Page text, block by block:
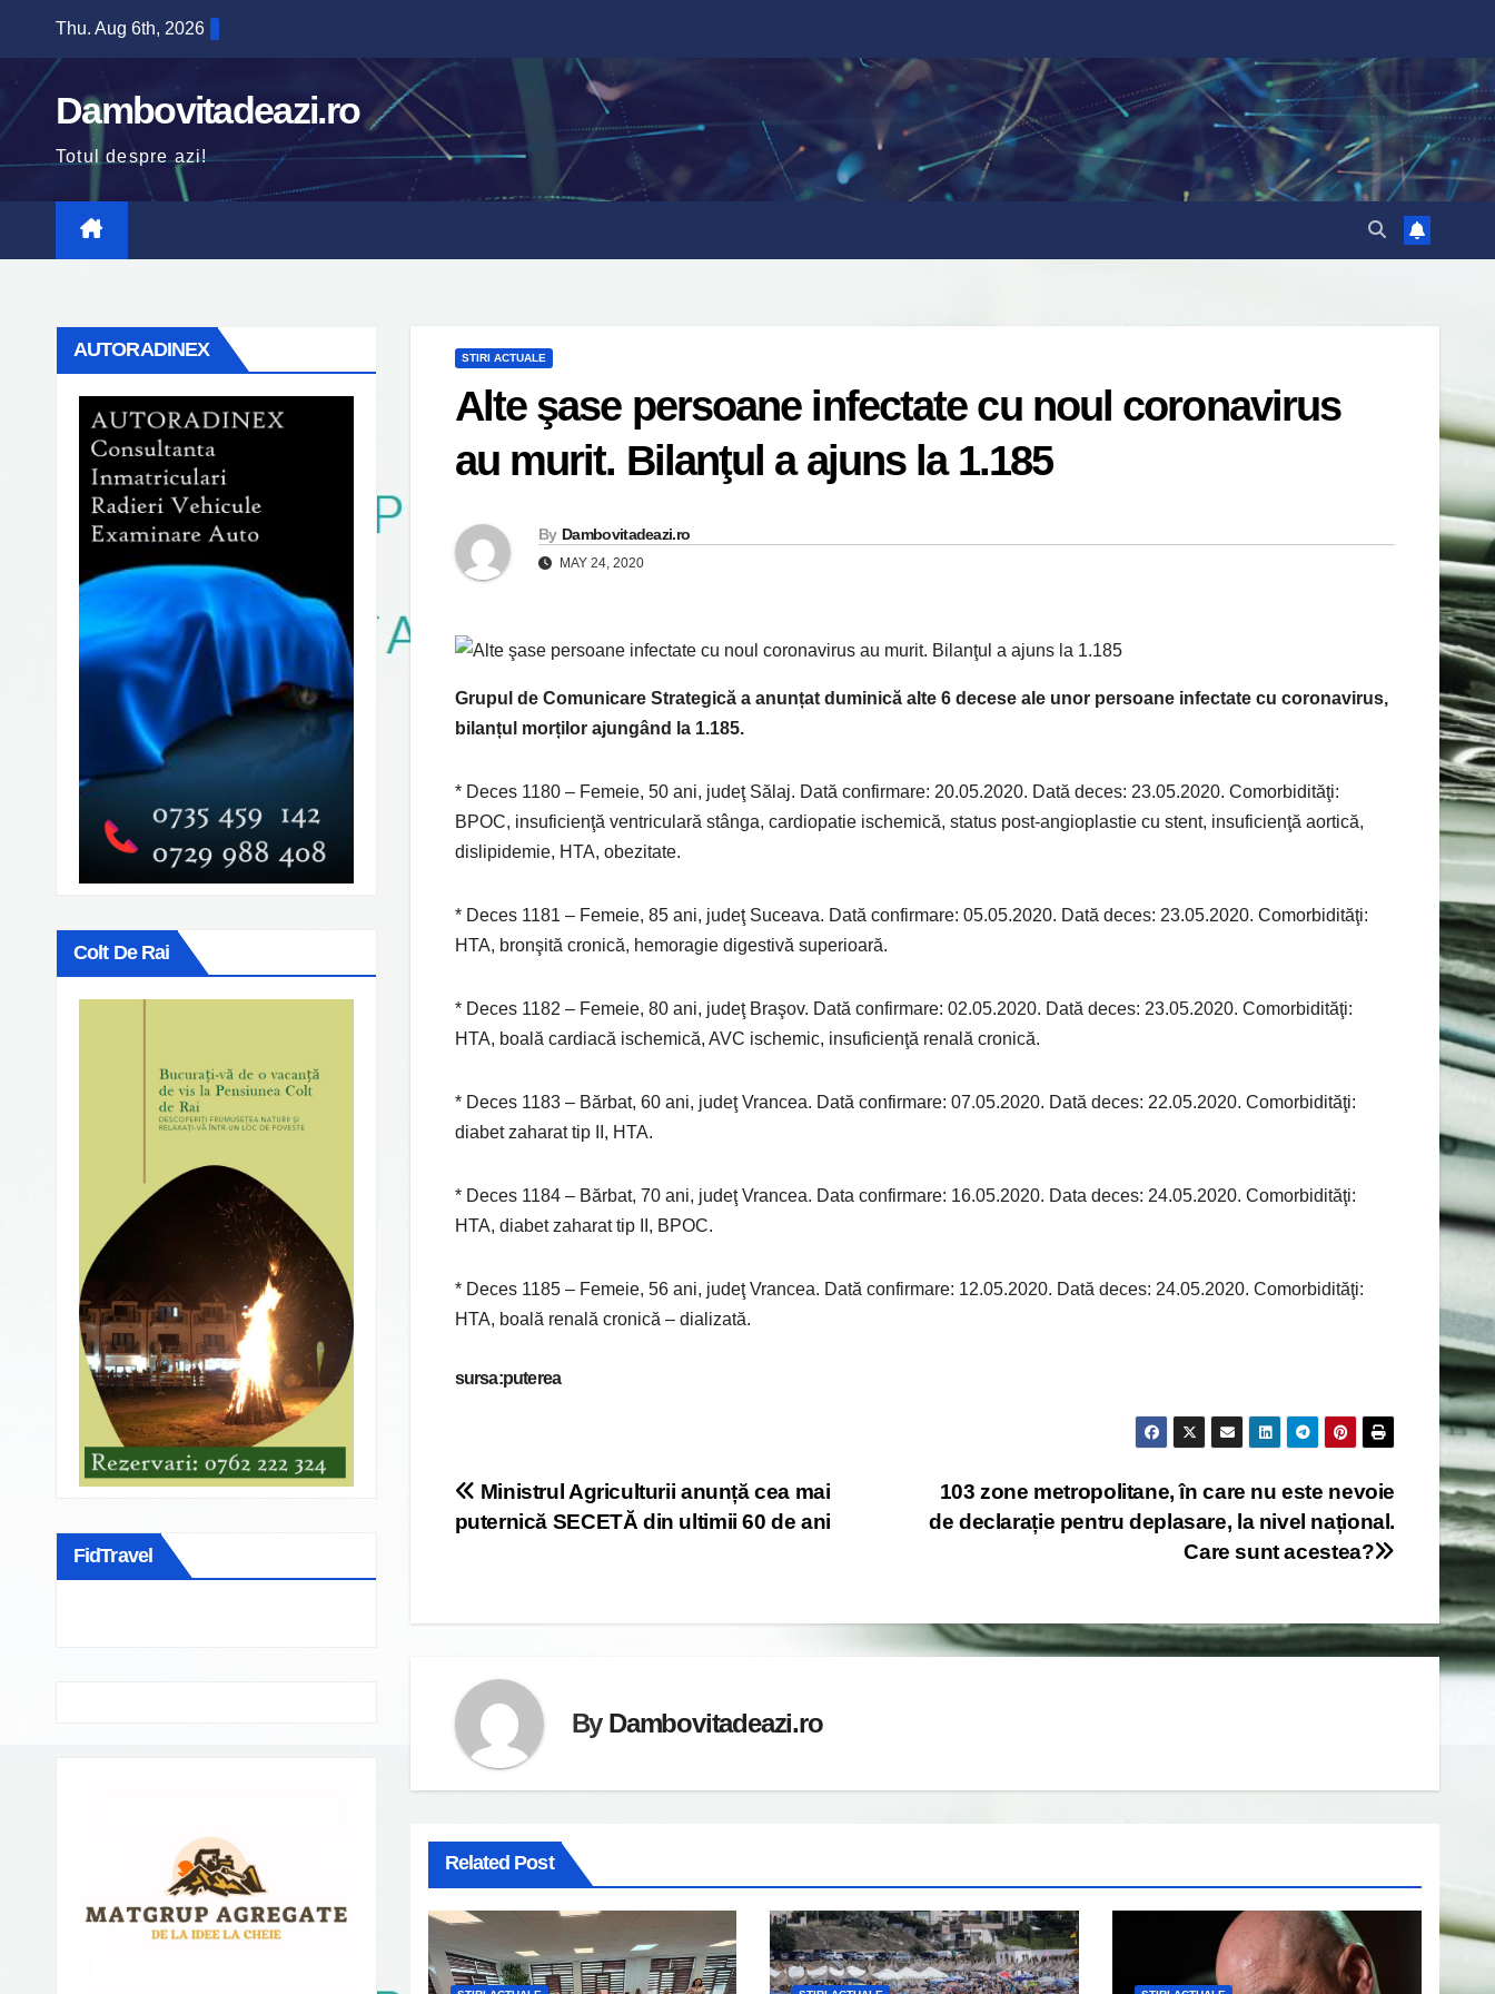
content
Thu. Aug 6th, 2026
Dambovitadeazi.ro
Totul despre azi!
AUTORADINEX
Colt De Rai
FidTravel
STIRI ACTUALE
Alte şase persoane infectate cu noul coronavirus
au murit. Bilanţul a ajuns la 1.185
By Dambovitadeazi.ro
MAY 24, 2020
Grupul de Comunicare Strategică a anunțat duminică alte 6 decese ale unor persoane infectate cu coronavirus,
bilanțul morților ajungând la 1.185.
* Deces 1180 – Femeie, 50 ani, judeţ Sălaj. Dată confirmare: 20.05.2020. Dată deces: 23.05.2020. Comorbidităţi:
BPOC, insuficienţă ventriculară stânga, cardiopatie ischemică, status post-angioplastie cu stent, insuficienţă aortică,
dislipidemie, HTA, obezitate.
* Deces 1181 – Femeie, 85 ani, judeţ Suceava. Dată confirmare: 05.05.2020. Dată deces: 23.05.2020. Comorbidităţi:
HTA, bronşită cronică, hemoragie digestivă superioară.
* Deces 1182 – Femeie, 80 ani, judeţ Braşov. Dată confirmare: 02.05.2020. Dată deces: 23.05.2020. Comorbidităţi:
HTA, boală cardiacă ischemică, AVC ischemic, insuficienţă renală cronică.
* Deces 1183 – Bărbat, 60 ani, judeţ Vrancea. Dată confirmare: 07.05.2020. Dată deces: 22.05.2020. Comorbidităţi:
diabet zaharat tip II, HTA.
* Deces 1184 – Bărbat, 70 ani, judeţ Vrancea. Data confirmare: 16.05.2020. Data deces: 24.05.2020. Comorbidităţi:
HTA, diabet zaharat tip II, BPOC.
* Deces 1185 – Femeie, 56 ani, judeţ Vrancea. Dată confirmare: 12.05.2020. Dată deces: 24.05.2020. Comorbidităţi:
HTA, boală renală cronică – dializată.
sursa:puterea
Post
navigation
103 zone metropolitane, în care nu este nevoie
de declarație pentru deplasare, la nivel național.
Care sunt acestea?
Ministrul Agriculturii anunță cea mai
puternică SECETĂ din ultimii 60 de ani
By Dambovitadeazi.ro
Related Post